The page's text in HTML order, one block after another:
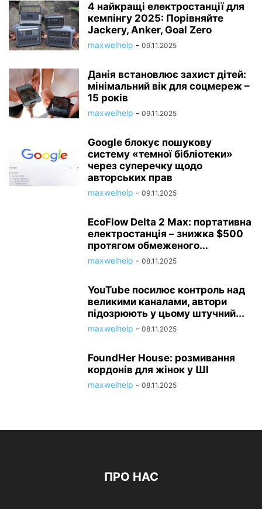
4 найкращі електростанції для
кемпінгу 2025: Порівняйте
Jackery, Anker, Goal Zero
maxwelhelp - 09.11.2025
Данія встановлює захист дітей:
мінімальний вік для соцмереж –
15 років
maxwelhelp - 09.11.2025
Google блокує пошукову
систему «темної бібліотеки»
через суперечку щодо
авторських прав
maxwelhelp - 09.11.2025
EcoFlow Delta 2 Max: портативна
електростанція – знижка $500
протягом обмеженого...
maxwelhelp - 08.11.2025
YouTube посилює контроль над
великими каналами, автори
підозрюють у цьому штучний...
maxwelhelp - 08.11.2025
FoundHer House: розмивання
кордонів для жінок у ШІ
maxwelhelp - 08.11.2025
ПРО НАС